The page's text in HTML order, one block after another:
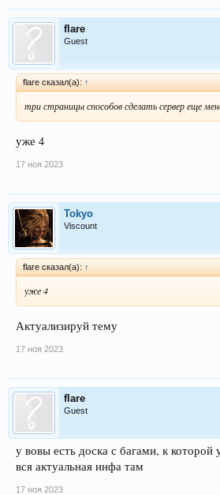
flare
Guest
flare сказал(а): ↑
три страницы способов сделать сервер еще
уже 4
17 ноя 2023
Tokyo
Viscount
flare сказал(а): ↑
уже 4
Актуализируй тему
17 ноя 2023
flare
Guest
у вовы есть доска с багами, к которой
вся актуальная инфа там
17 ноя 2023